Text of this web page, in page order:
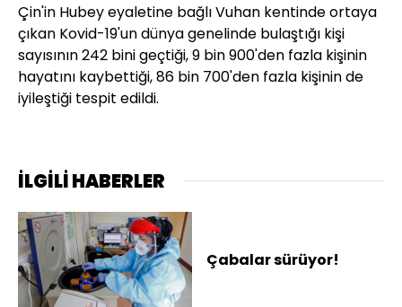
Çin'in Hubey eyaletine bağlı Vuhan kentinde ortaya
çıkan Kovid-19'un dünya genelinde bulaştığı kişi
sayısının 242 bini geçtiği, 9 bin 900'den fazla kişinin
hayatını kaybettiği, 86 bin 700'den fazla kişinin de
iyileştiği tespit edildi.
İLGİLİ HABERLER
Çabalar sürüyor!